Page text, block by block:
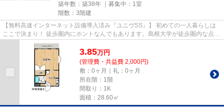
築年数：築38年 ｜募集中： 1室
階数：3階建
【無料高速インターネット設備導入済み『ユニヴSS』】 初めての一人暮らしは
ここで決まり！ 徒歩圏内にホントなんでもあります。島根大学が徒歩圏内な点は
もちろん、スーパー、コンビ...
3.85万円
(管理費・共益費 2,000円)
敷：0ヶ月｜礼：0ヶ月
所在階：1階
間取り：1K
面積：28.60㎡